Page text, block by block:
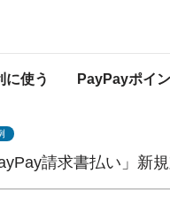
に使う PayPayポイ
請求書払い」新